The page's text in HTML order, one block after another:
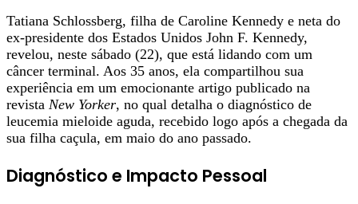
Tatiana Schlossberg, filha de Caroline Kennedy e neta do
ex-presidente dos Estados Unidos John F. Kennedy,
revelou, neste sábado (22), que está lidando com um
câncer terminal. Aos 35 anos, ela compartilhou sua
experiência em um emocionante artigo publicado na
revista New Yorker, no qual detalha o diagnóstico de
leucemia mieloide aguda, recebido logo após a chegada da
sua filha caçula, em maio do ano passado.
Diagnóstico e Impacto Pessoal